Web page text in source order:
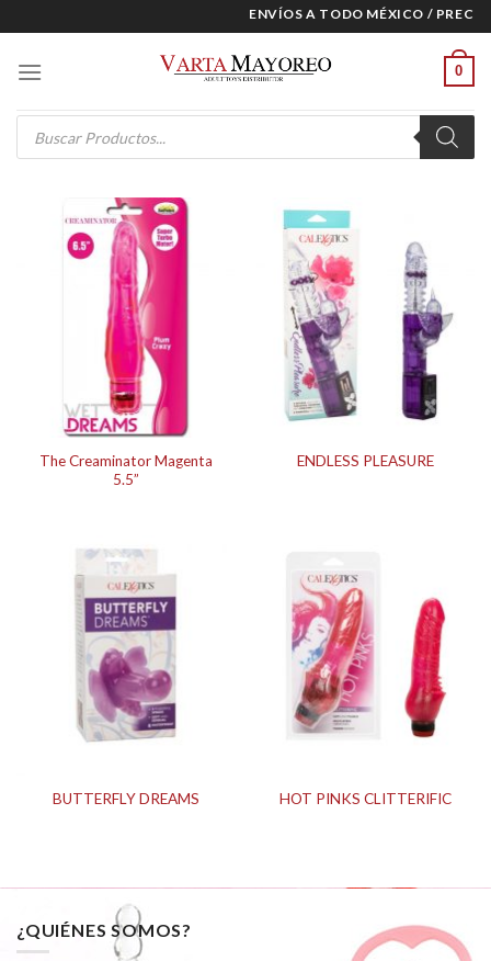
to
content
ENVÍOS A TODO MÉXICO /
0
Products
search
The Creaminator Magenta
5.5”
ENDLESS PLEASURE
BUTTERFLY DREAMS HOT PINKS CLITTERIFIC
¿QUIÉNES SOMOS?